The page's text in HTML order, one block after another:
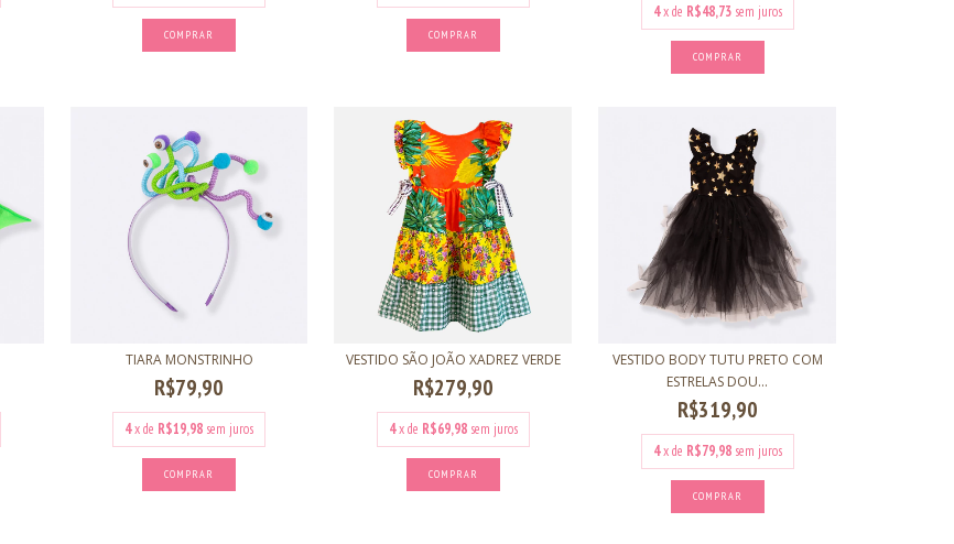
COMPRAR COMPRAR
4 x de R$48,73 sem juros
COMPRAR
TIARA MONSTRINHO
R$79,90
4x de R$19,98 sem juros
VESTIDO SÃO JOÃO XADREZ VERDE
R$279,90
4x de R$69,98 sem juros
COMPRAR
VESTIDO BODY TUTU PRETO COM
ESTRELAS DOU...
R$319,90
4 x de R$79,98 sem juros
COMPRAR